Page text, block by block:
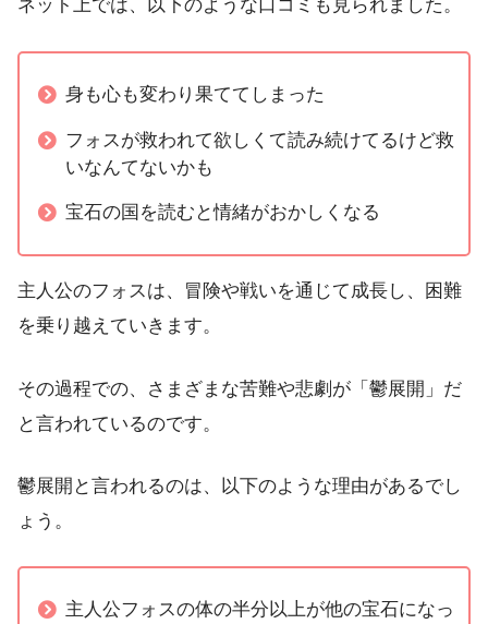
ネット上では、以下のような口コミも見られました。
身も心も変わり果ててしまった
フォスが救われて欲しくて読み続けてるけど救
いなんてないかも
宝石の国を読むと情緒がおかしくなる
主人公のフォスは、冒険や戦いを通じて成長し、困難
を乗り越えていきます。
その過程での、さまざまな苦難や悲劇が「鬱展開」だ
と言われているのです。
鬱展開と言われるのは、以下のような理由があるでし
ょう。
主人公フォスの体の半分以上が他の宝石になっ